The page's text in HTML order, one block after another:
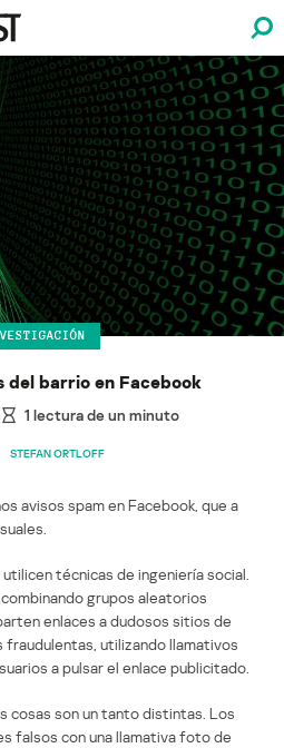
del barrio en Facebook
1 lectura de un minuto
STEFAN ORTLOFF
avisos spam en Facebook, que a
técnicas de ingeniería social.
grupos aleatorios
enlaces a dudosos sitios de
utilizando llamativos
a pulsar el enlace publicitado.
cosas son un tanto distintas. Los
falsos con una llamativa foto de